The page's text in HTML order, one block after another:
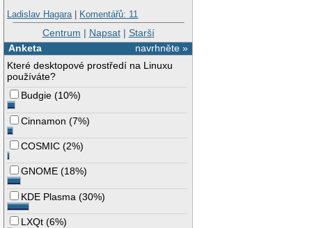
Ladislav Hagara| Komentářů: 11
Centrum | Napsat| Starší
navrhněte »
Anketa
Které desktopové prostředí na Linuxu
používáte?
Budgie (10%)
Cinnamon (7%)
COSMIC (2%)
GNOME (18%)
KDE Plasma (30%)
LXQt (6%)